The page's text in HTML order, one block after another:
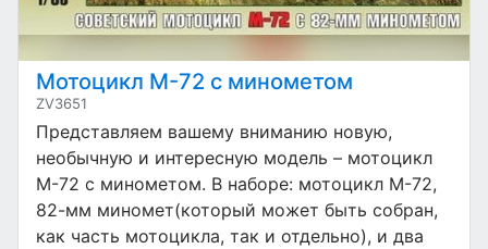
Мотоцикл М-72 с минометом
ZV3651
Представляем вашему вниманию новую,
необычную и интересную модель – мотоцикл
М-72 с минометом. В наборе: мотоцикл М-72,
82-мм миномет(который может быть собран,
как часть мотоцикла, так и отдельно), и два